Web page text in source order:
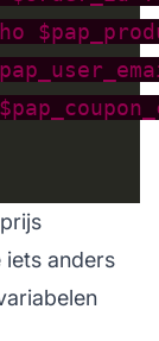
iets anders